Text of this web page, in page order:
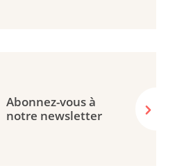
Abonnez-vous à
notre newsletter